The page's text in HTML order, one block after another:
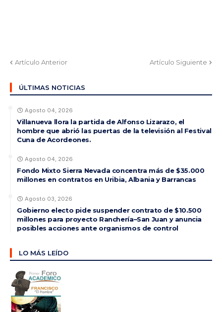
Artículo Anterior Artículo Siguiente
ÚLTIMAS NOTICIAS
Agosto 04, 2026
Villanueva llora la partida de Alfonso Lizarazo, el
hombre que abrió las puertas de la televisión al Festival
Cuna de Acordeones.
Agosto 04, 2026
Fondo Mixto Sierra Nevada concentra más de $35.000
millones en contratos en Uribia, Albania y Barrancas
Agosto 03, 2026
Gobierno electo pide suspender contrato de $10.500
millones para proyecto Ranchería–San Juan y anuncia
posibles acciones ante organismos de control
LO MÁS LEÍDO